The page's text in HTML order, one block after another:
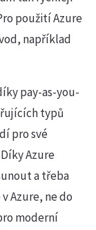
použití Azure
například
pay-as-you-
typů
pro své
Azure
a třeba
Azure, ne do
moderní